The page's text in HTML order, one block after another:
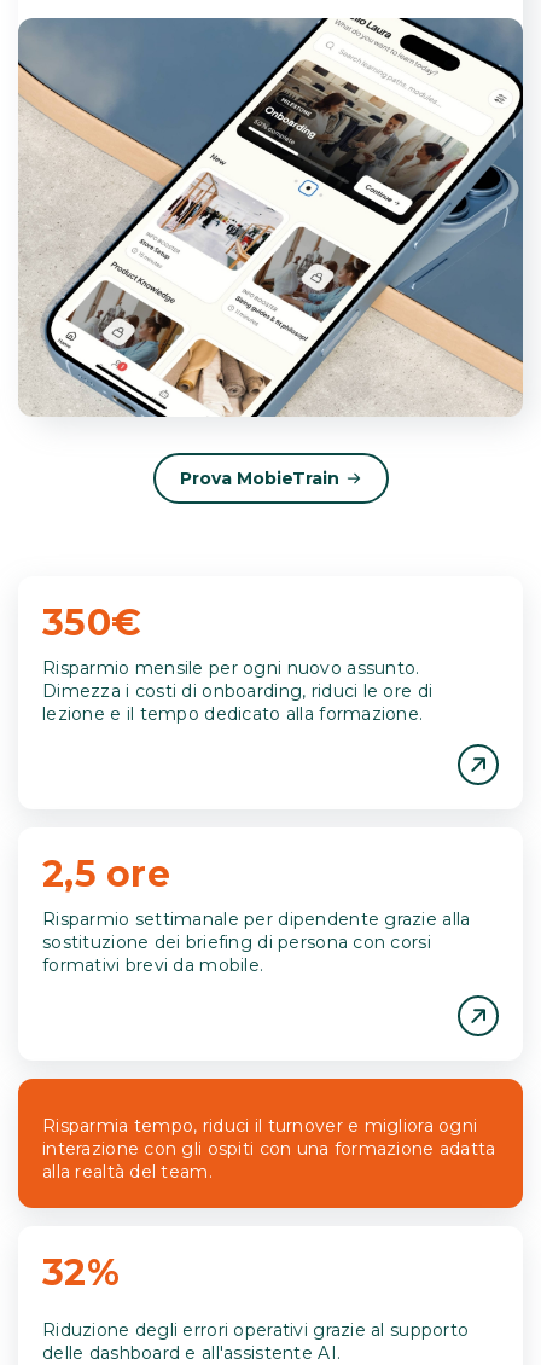
Prova MobieTrain
350€
Risparmio mensile per ogni nuovo assunto.
Dimezza i costi di onboarding, riduci le ore di
lezione e il tempo dedicato alla formazione.
2,5 ore
Risparmio settimanale per dipendente grazie alla
sostituzione dei briefing di persona con corsi
formativi brevi da mobile.
Risparmia tempo, riduci il turnover e migliora ogni
interazione con gli ospiti con una formazione adatta
alla realtà del team.
32%
Riduzione degli errori operativi grazie al supporto
delle dashboard e all'assistente AI.